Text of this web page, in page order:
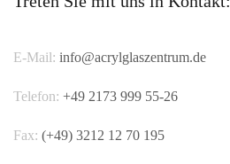
E-Mail: info@acrylglaszentrum.de
Telefon: +49 2173 999 55-26
Fax: (+49) 3212 12 70 195